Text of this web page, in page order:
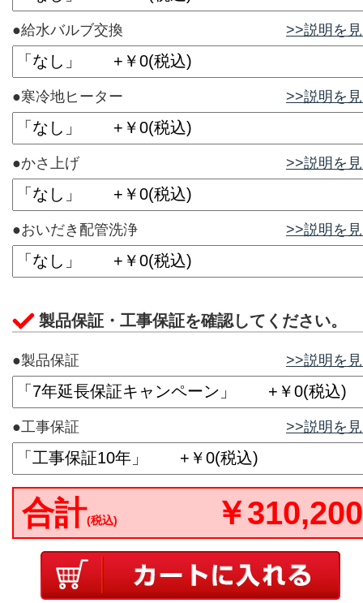
●給水バルブ交換 >>説明を
●寒冷地ヒーター >>説明を
●かさ上げ >>説明を
●おいだき配管洗浄 >>説明を
製品保証・工事保証を確認してください。
●製品保証 >>説明を
●工事保証 >>説明を
合計(税込) ￥310,200